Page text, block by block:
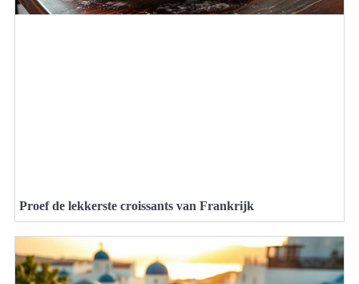
Proef de lekkerste croissants van Frankrijk